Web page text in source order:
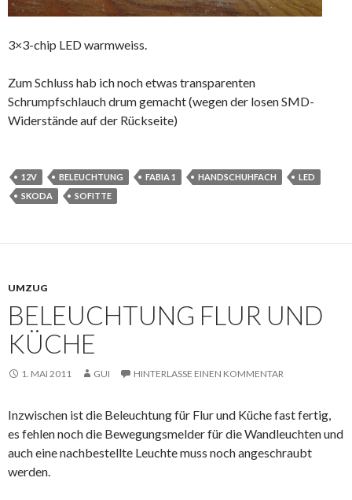
3×3-chip LED warmweiss.
Zum Schluss hab ich noch etwas transparenten
Schrumpfschlauch drum gemacht (wegen der losen SMD-
Widerstände auf der Rückseite)
12V BELEUCHTUNG FABIA 1 HANDSCHUHFACH
LED
SKODA
SOFITTE
UMZUG
BELEUCHTUNG FLUR UND
KÜCHE
1. MAI 2011 GUI HINTERLASSE EINEN KOMMENTAR
Inzwischen ist die Beleuchtung für Flur und Küche fast fertig,
es fehlen noch die Bewegungsmelder für die Wandleuchten und
auch eine nachbestellte Leuchte muss noch angeschraubt
werden.